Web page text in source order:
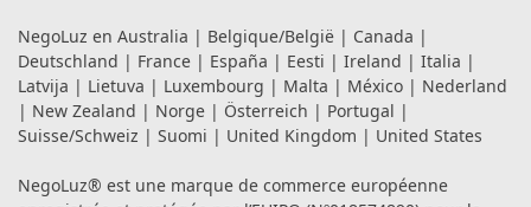
NegoLuz en Australia | Belgique/België | Canada |
Deutschland | France | España | Eesti | Ireland | Italia |
Latvija | Lietuva | Luxembourg | Malta | México | Nederland
| New Zealand | Norge | Österreich | Portugal |
Suisse/Schweiz | Suomi | United Kingdom | United States
NegoLuz® est une marque de commerce européenne